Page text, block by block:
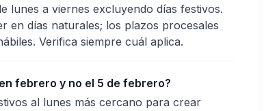
lunes a viernes excluyendo días festivos.
en días naturales; los plazos procesales
Verifica siempre cuál aplica.
febrero y no el 5 de febrero?
al lunes más cercano para crear